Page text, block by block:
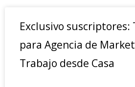
Exclusivo suscriptores:
para Agencia de
Trabajo desde Casa